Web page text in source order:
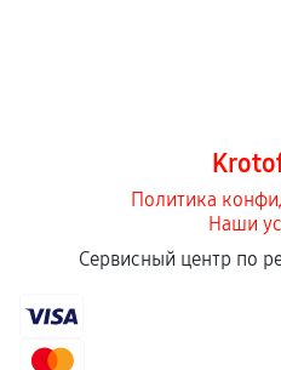
Политика
Наши
Сервисный центр по